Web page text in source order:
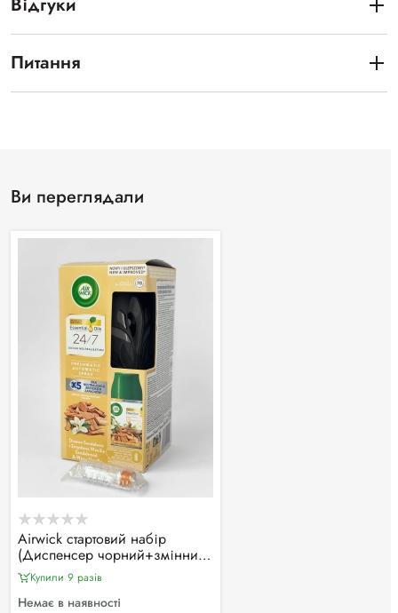
Відгуки
Питання
Ви переглядали
Airwick стартовий набір
(Диспенсер чорний+змінний
балон 250мл+батарейки),
аромат в асортименті
Купили 9 разiв
Немає в наявності